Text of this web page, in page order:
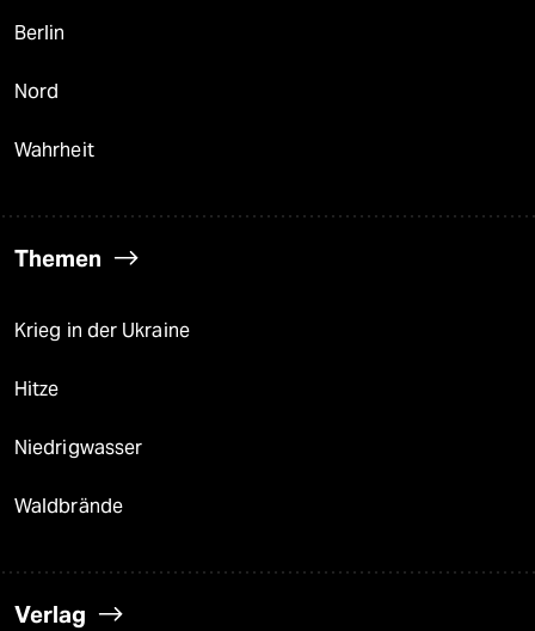
Berlin
Nord
Wahrheit
Themen
Krieg in der Ukraine
Hitze
Niedrigwasser
Waldbrände
Verlag